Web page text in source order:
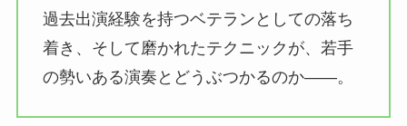
過去出演経験を持つベテランとしての落ち
着き、そして磨かれたテクニックが、若手
の勢いある演奏とどうぶつかるのか——。